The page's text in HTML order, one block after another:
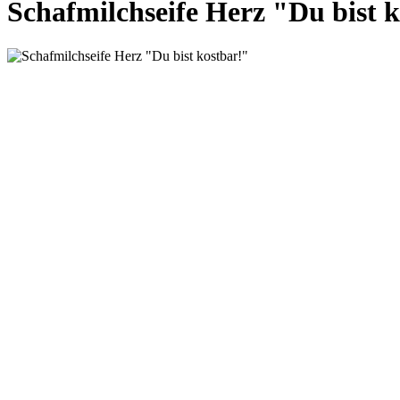
Schafmilchseife Herz "Du bist